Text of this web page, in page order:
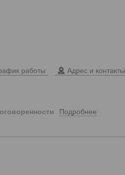
работы Адрес и контакты
Подробнее